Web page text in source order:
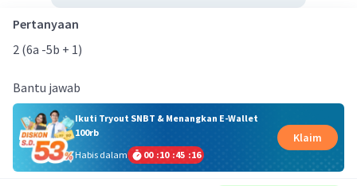
Pertanyaan
2 (6a -5b + 1)
Bantu jawab
Ikuti Tryout SNBT & Menangkan E-Wallet
100rb
Habis dalam
00 :10 :45 :16
Klaim